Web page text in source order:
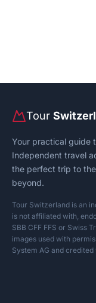
Tour
Your practical guide
Independent travel
the perfect trip to
beyond.
Tour Switzerland is an
is not affiliated with,
SBB CFF FFS or Swiss
images used with
System AG and